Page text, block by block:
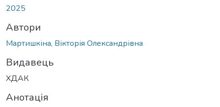
2025
Автори
Мартишкіна, Вікторія Олександрівна
Видавець
ХДАК
Анотація